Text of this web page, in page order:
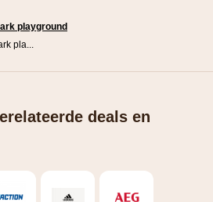
playground
pla...
deals en